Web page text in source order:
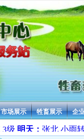
市场展示 牲畜展示 企